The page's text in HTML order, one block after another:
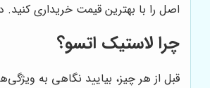
اصل را با بهترین قیمت خریداری کنید.
چرا لاستیک اتسو؟
قبل از هر چیز، بیایید نگاهی به